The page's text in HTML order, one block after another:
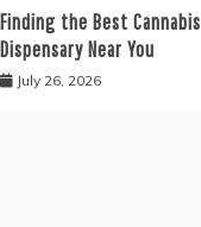
Finding the Best Cannabis
Dispensary Near You
July 26, 2026